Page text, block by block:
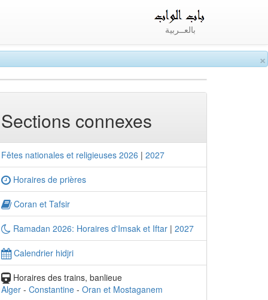
×
بالعــربية
Sections connexes
Fêtes nationales et religieuses 2026 | 2027
Horaires de prières
Coran et Tafsir
Ramadan 2026: Horaires d'Imsak et Iftar | 2027
Calendrier hidjri
Horaires des trains, banlieue
Alger - Constantine - Oran et Mostaganem